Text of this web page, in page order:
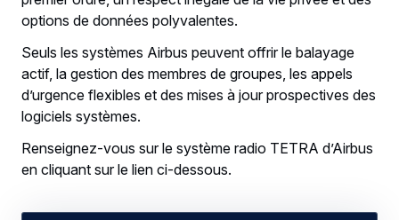
options de données polyvalentes.
Seuls les systèmes Airbus peuvent offrir le balayage
actif, la gestion des membres de groupes, les appels
d’urgence flexibles et des mises à jour prospectives des
logiciels systèmes.
Renseignez-vous sur le système radio TETRA d’Airbus
en cliquant sur le lien ci-dessous.